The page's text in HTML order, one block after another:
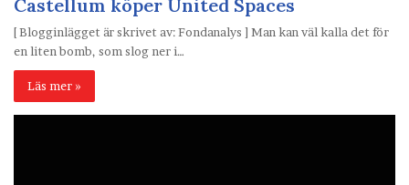
Castellum köper United Spaces
[ Blogginlägget är skrivet av: Fondanalys ] Man kan väl kalla det för
en liten bomb, som slog ner i…
Läs mer »